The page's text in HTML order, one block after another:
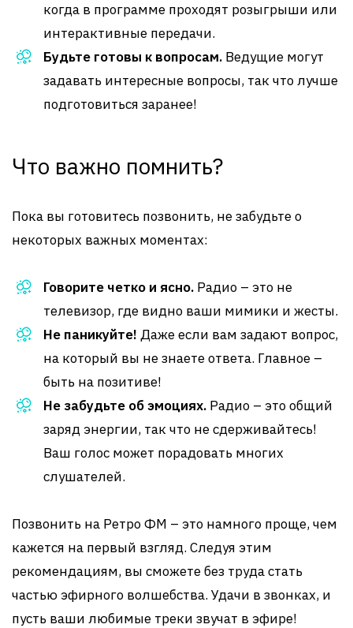
когда в программе проходят розыгрыши или
интерактивные передачи.
Будьте готовы к вопросам. Ведущие могут
задавать интересные вопросы, так что лучше
подготовиться заранее!
Что важно помнить?
Пока вы готовитесь позвонить, не забудьте о
некоторых важных моментах:
Говорите четко и ясно. Радио – это не
телевизор, где видно ваши мимики и жесты.
Не паникуйте! Даже если вам задают вопрос,
на который вы не знаете ответа. Главное –
быть на позитиве!
Не забудьте об эмоциях. Радио – это общий
заряд энергии, так что не сдерживайтесь!
Ваш голос может порадовать многих
слушателей.
Позвонить на Ретро ФМ – это намного проще, чем
кажется на первый взгляд. Следуя этим
рекомендациям, вы сможете без труда стать
частью эфирного волшебства. Удачи в звонках, и
пусть ваши любимые треки звучат в эфире!